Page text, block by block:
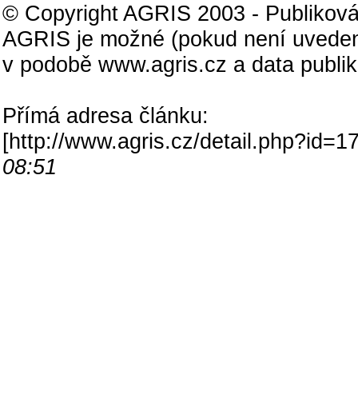
© Copyright AGRIS 2003 -
AGRIS je možné (pokud není
v podobě www.agris.cz a data
Přímá adresa článku:
[http://www.agris.cz/
08:51